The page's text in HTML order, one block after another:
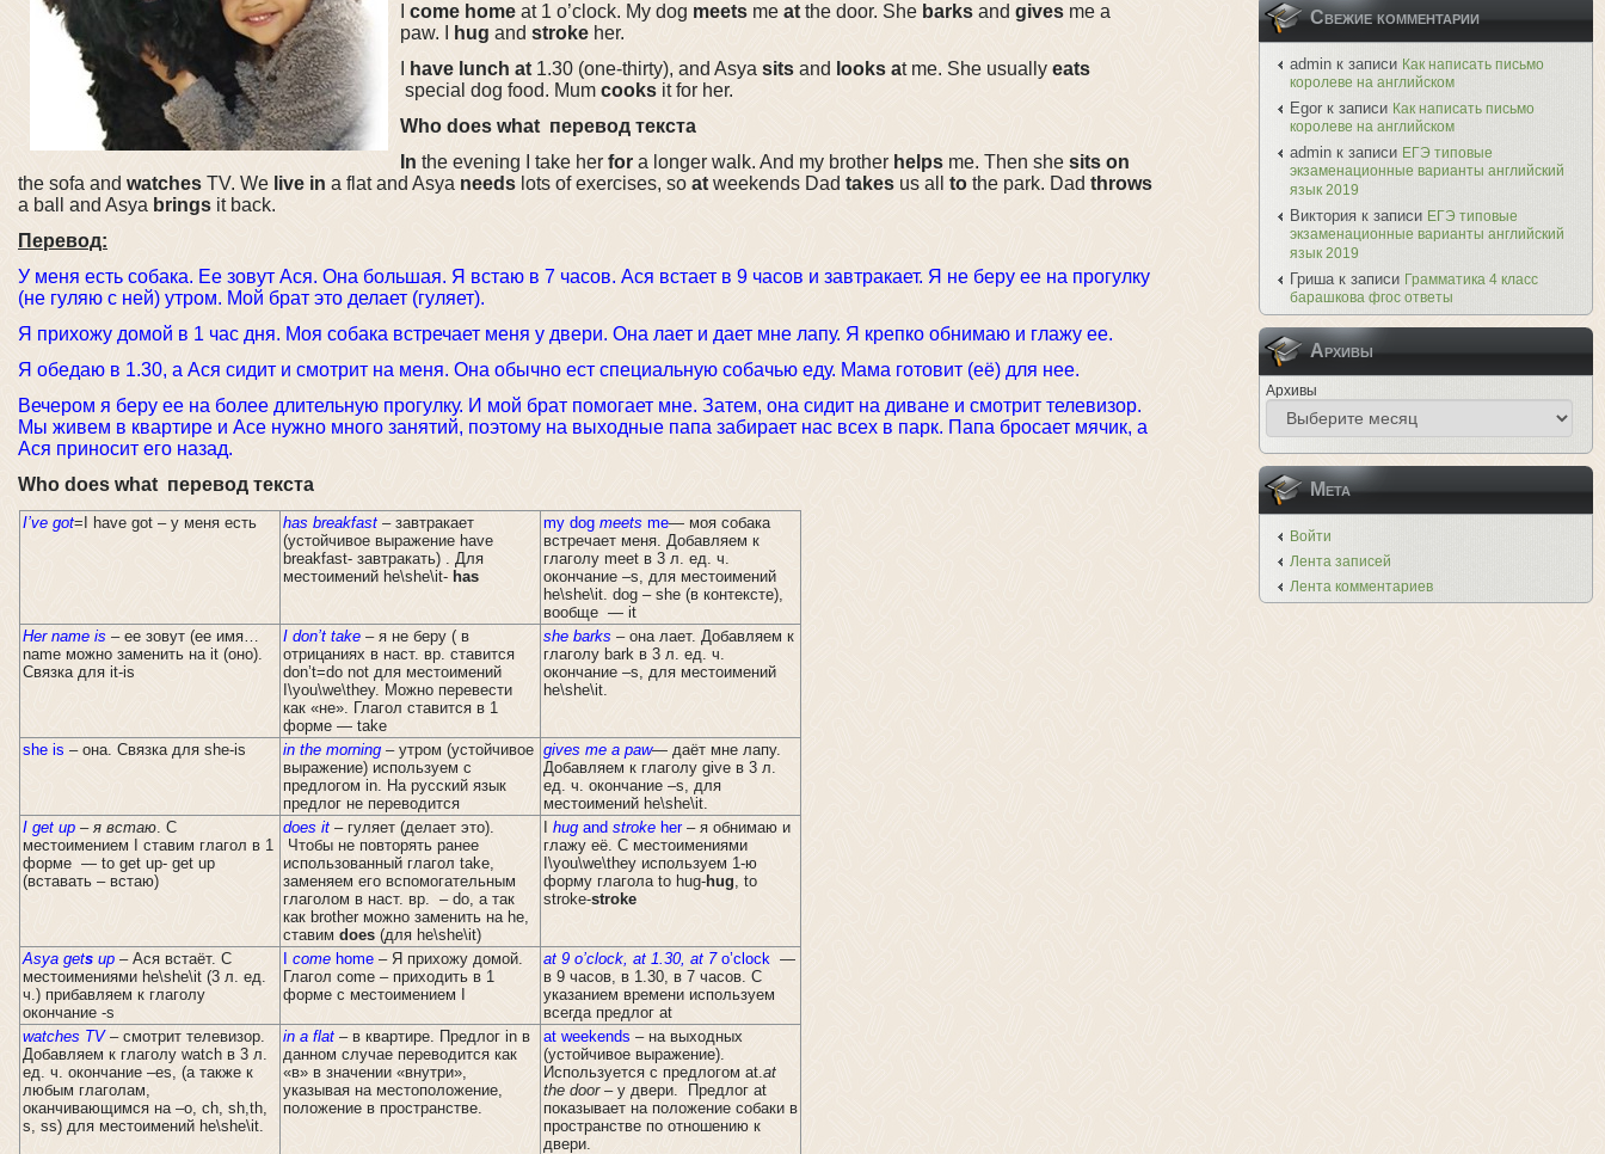
come home at 1 o’clock. My dog meets me atthe door. She barks and gives me a
paw. I
hug and stroke her.
have lunch at 1.30 (one-thirty), and Asya sits and looks at me. She usually eats
special dog food. Mum cooks it for her.
Who does what перевод текста
In the evening I take her for a longer walk. And my brother helps me. Then she sits on
the sofa and watches TV. We live in a flat and Asya needs lots of exercises, so at weekends Dad takes us all to the park. Dad throws
a ball and Asya brings it back.
Перевод:
У меня есть собака. Ее зовут Ася. Она большая. Я встаю в 7 часов. Ася встает в 9 часов и завтракает. Я не беру ее на прогулку
(не гуляю с ней) утром. Мой брат это делает (гуляет).
Я прихожу домой в 1 час дня. Моя собака встречает меня у двери. Она лает и дает мне лапу. Я крепко обнимаю и глажу ее.
Я обедаю в 1.30, а Ася сидит и смотрит на меня. Она обычно ест специальную собачью еду. Мама готовит (её) для нее.
Вечером я беру ее на более длительную прогулку. И мой брат помогает мне. Затем, она сидит на диване и смотрит телевизор.
Мы живем в квартире и Асе нужно много занятий, поэтому на выходные папа забирает нас всех в парк. Папа бросает мячик, а
Ася приносит его назад.
Who does what перевод текста
I’ve got=I have got – у меня есть has breakfast – завтракает
(устойчивое выражение have
breakfast- завтракать) . Для
местоимений he\she\it- has
my dog meets me— моя собака
встречает меня. Добавляем к
глаголу meet в 3 л. ед. ч.
окончание –s, для местоимений
he\she\it. dog – she (в контексте),
вообще — it
Her name is – ее зовут (ее имя…
name можно заменить на it (оно).
Связка для it-is
I don’t take – я не беру ( в
отрицаниях в наст. вр. ставится
don’t=do not для местоимений
I\you\we\they. Можно перевести
как «не». Глагол ставится в 1
форме — take
she barks – она лает. Добавляем к
глаголу bark в 3 л. ед. ч.
окончание –s, для местоимений
he\she\it.
she is – она. Связка для she-is in the morning – утром (устойчивое
выражение) используем с
предлогом in. На русский язык
предлог не переводится
gives me a paw— даёт мне лапу.
Добавляем к глаголу give в 3 л.
ед. ч. окончание –s, для
местоимений he\she\it.
I get up – я встаю. С
местоимением I ставим глагол в 1
форме — to get up- get up
(вставать – встаю)
does it – гуляет (делает это).
Чтобы не повторять ранее
использованный глагол take,
заменяем его вспомогательным
глаголом в наст. вр. – do, а так
как brother можно заменить на he,
ставим does (для he\she\it)
hug and stroke her– я обнимаю и
глажу её. С местоимениями
I\you\we\they используем 1-ю
форму глагола to hug-hug, to
stroke-stroke
Asya gets up – Ася встаёт. С
местоимениями he\she\it (3 л. ед.
ч.) прибавляем к глаголу
окончание -s
come home – Я прихожу домой.
Глагол come – приходить в 1
форме с местоимением I
at 9 o’clock, at 1.30, at 7o’clock —
в 9 часов, в 1.30, в 7 часов. С
указанием времени используем
всегда предлог at
watches TV – смотрит телевизор.
Добавляем к глаголу watch в 3 л.
ед. ч. окончание –es, (а также к
любым глаголам,
оканчивающимся на –o, ch, sh,th,
s, ss) для местоимений he\she\it.
in a flat – в квартире. Предлог in в
данном случае переводится как
«в» в значении «внутри»,
указывая на местоположение,
положение в пространстве.
at weekends – на выходных
(устойчивое выражение).
Используется с предлогом at.at
the door– у двери. Предлог at
показывает на положение собаки в
пространстве по отношению к
двери.
Свежие комментарии
admin к записи Как написать письмо
королеве на английском
Egor к записи Как написать письмо
королеве на английском
admin к записи ЕГЭ типовые
экзаменационные варианты английский
язык 2019
Виктория к записи ЕГЭ типовые
экзаменационные варианты английский
язык 2019
Гришак записи Грамматика 4 класс
барашкова фгос ответы
Архивы
Архивы
Мета
Войти
Лента записей
Лента комментариев